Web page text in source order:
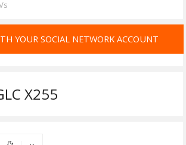
YOUR SOCIAL NETWORK ACCOUNT
X255